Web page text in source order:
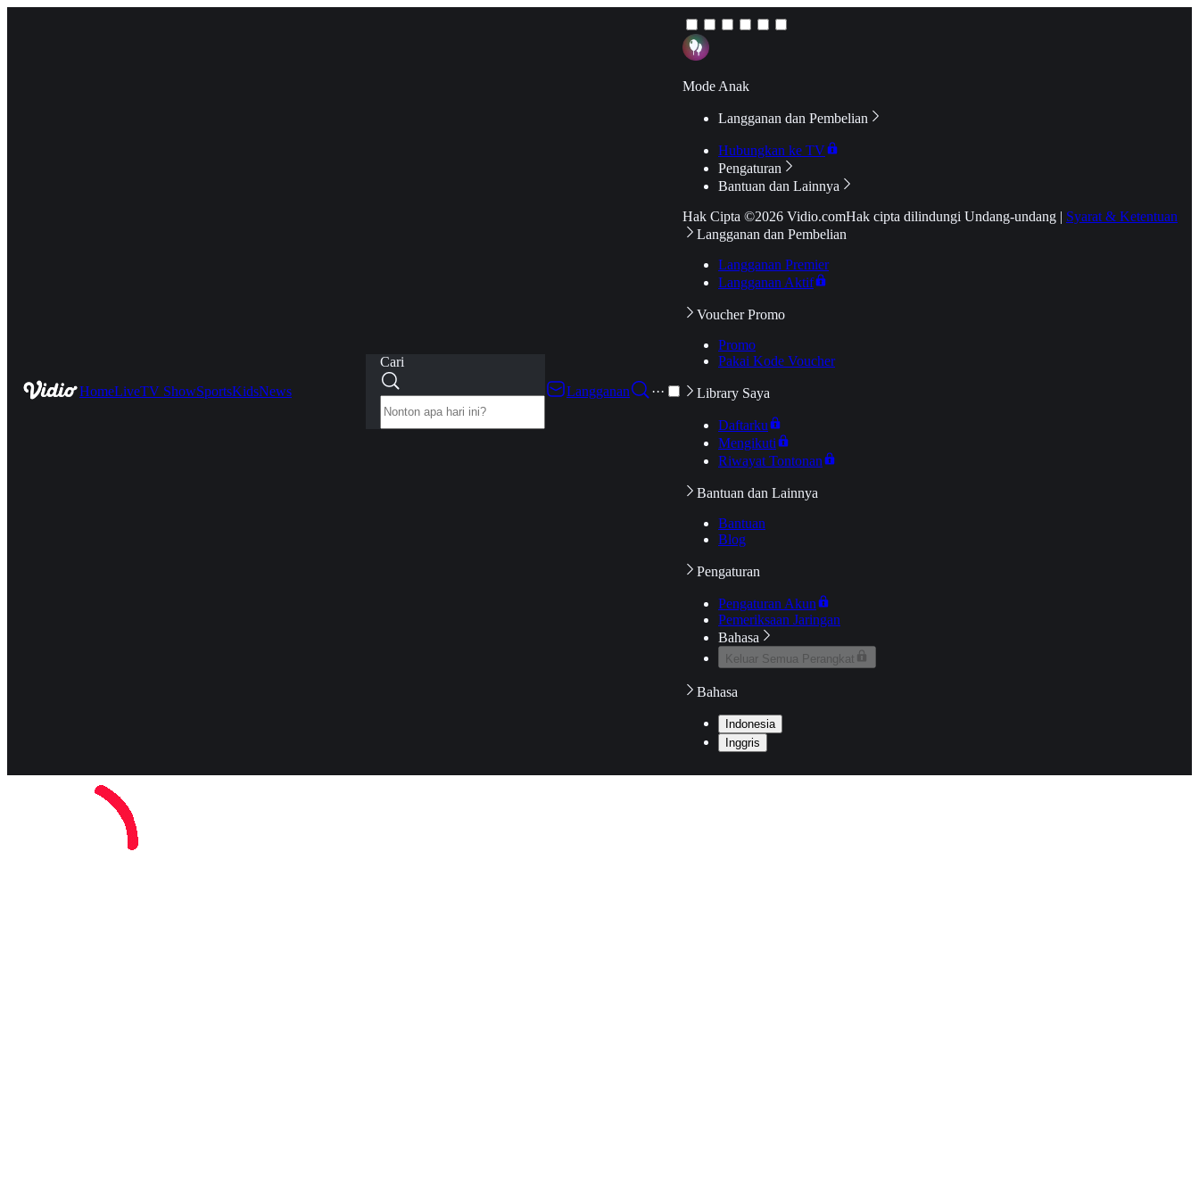
HomeLiveTV ShowSportsKidsNews
Cari
Langganan
···
Mode Anak
Langganan dan Pembelian
Hubungkan ke TV
Pengaturan
Bantuan dan Lainnya
Hak Cipta ©2026 Vidio.comHak cipta dilindungi Undang-undang | Syarat & Ketentuan
Langganan dan Pembelian
Langganan Premier
Langganan Aktif
Voucher Promo
Promo
Pakai Kode Voucher
Library Saya
Daftarku
Mengikuti
Riwayat Tontonan
Bantuan dan Lainnya
Bantuan
Blog
Pengaturan
Pengaturan Akun
Pemeriksaan Jaringan
Bahasa
Keluar Semua Perangkat
Bahasa
Indonesia
Inggris